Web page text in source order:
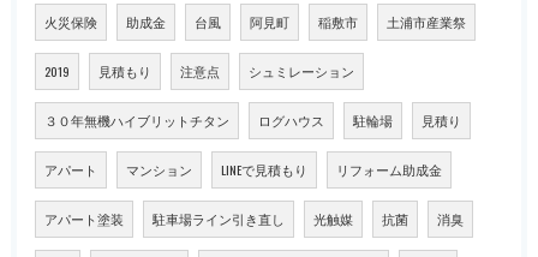
火災保険 助成金 台風 阿見町 稲敷市 土浦市産業祭
2019 見積もり 注意点 シュミレーション
３０年無機ハイブリットチタン ログハウス 駐輪場 見積り
アパート マンション LINEで見積もり リフォーム助成金
アパート塗装 駐車場ライン引き直し 光触媒 抗菌 消臭